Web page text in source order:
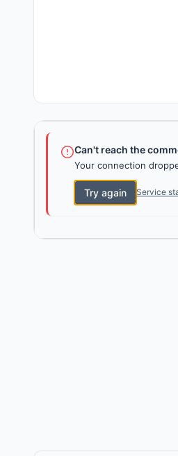
Can't reach the
Your connection
Try again Service